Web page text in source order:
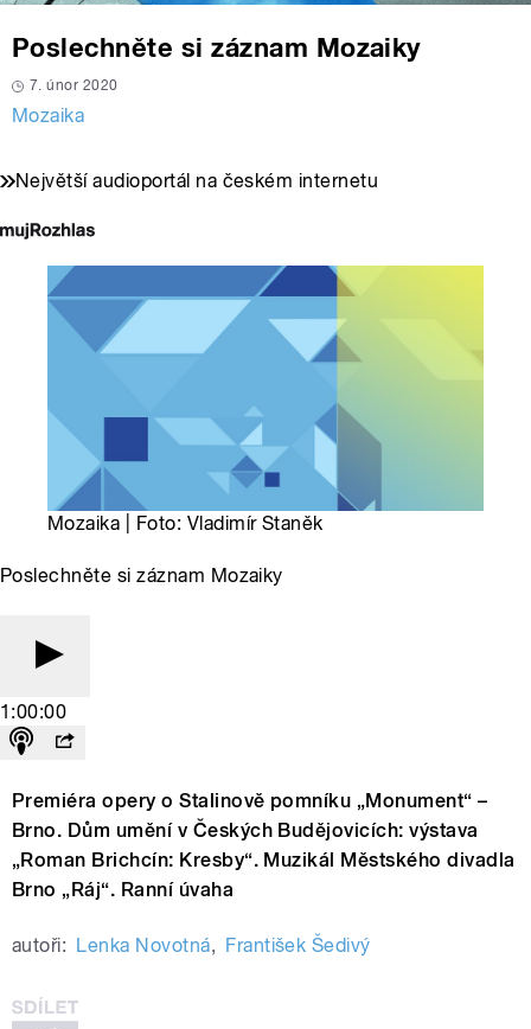
Poslechněte si záznam Mozaiky
7. únor 2020
Mozaika
Největší audioportál na českém internetu
Mozaika | Foto: Vladimír Staněk
Poslechněte si záznam Mozaiky
1:00:00
Premiéra opery o Stalinově pomníku „Monument“ –
Brno. Dům umění v Českých Budějovicích: výstava
„Roman Brichcín: Kresby“. Muzikál Městského divadla
Brno „Ráj“. Ranní úvaha
autoři: Lenka Novotná, František Šedivý